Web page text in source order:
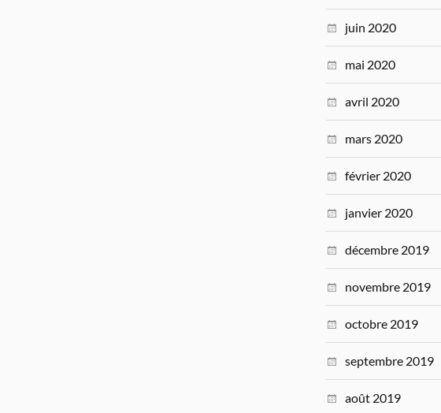
juin 2020
mai 2020
avril 2020
mars 2020
février 2020
janvier 2020
décembre 2019
novembre 2019
octobre 2019
septembre 2019
août 2019